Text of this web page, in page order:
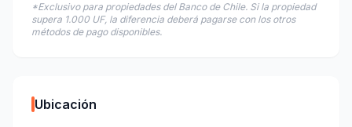
*Exclusivo para propiedades del Banco de Chile. Si la propiedad
supera 1.000 UF, la diferencia deberá pagarse con los otros
métodos de pago disponibles.
Ubicación